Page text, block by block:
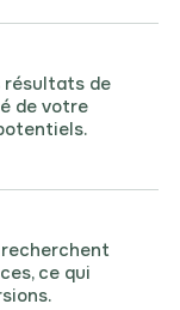
résultats de
de votre
ce qui